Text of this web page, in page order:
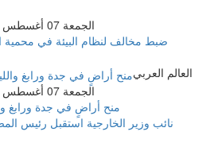
الجمعة 07 أغسطس 2026 03:12 صباحاً
ضبط مخالف لنظام البيئة في محمية
العالم العربي
الجمعة 07 أغسطس 2026 03:12 صباحاً
منح أراضٍ في جدة ورابغ والليث لـ